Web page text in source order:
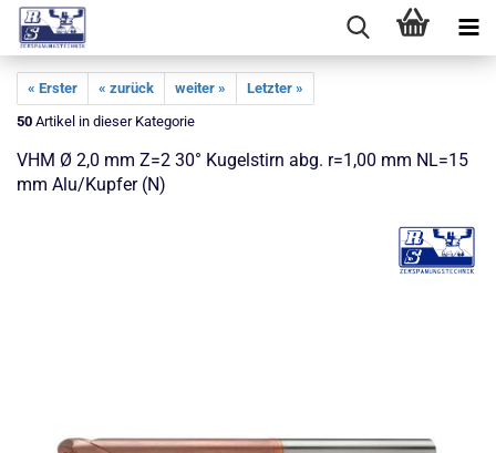
« Erster « zurück weiter »
Letzter »
50 Artikel in dieser Kategorie
VHM Ø 2,0 mm Z=2 30° Kugelstirn abg. r=1,00 mm NL=15
mm Alu/Kupfer (N)